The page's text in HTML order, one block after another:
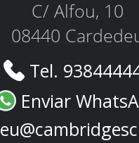
C/ Alfou, 10
08440
Tel.
Enviar